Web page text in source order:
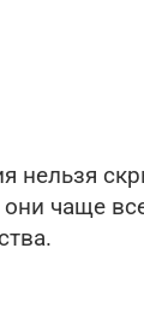
нельзя
они чаще